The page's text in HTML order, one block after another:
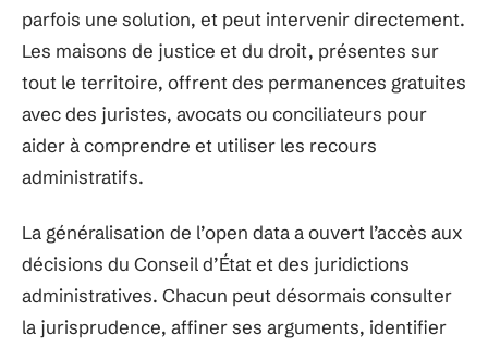
parfois une solution, et peut intervenir directement.
Les maisons de justice et du droit, présentes sur
tout le territoire, offrent des permanences gratuites
avec des juristes, avocats ou conciliateurs pour
aider à comprendre et utiliser les recours
administratifs.
La généralisation de l’open data a ouvert l’accès aux
décisions du Conseil d’État et des juridictions
administratives. Chacun peut désormais consulter
la jurisprudence, affiner ses arguments, identifier